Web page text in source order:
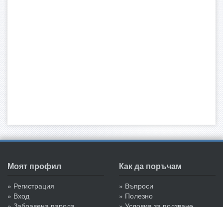
Моят профил
» Регистрация
» Вход
Как да поръчам
» Въпроси
» Полезно